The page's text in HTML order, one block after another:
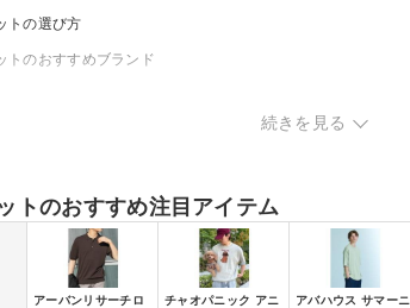
トの選び方
トのおすすめブランド
続きを見る
トのおすすめ注目アイテム
アーバンリサーチロ
チャオパニック アニ
アバハウス サマーニ